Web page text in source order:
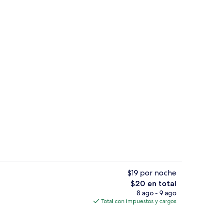
de planchar con plancha, wifi gratis y ropa de cama
$19 por noche
El
precio
total
$20 en total
8 ago - 9 ago
Total con impuestos y cargos